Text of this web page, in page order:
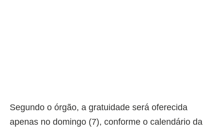
Segundo o órgão, a gratuidade será oferecida
apenas no domingo (7), conforme o calendário da